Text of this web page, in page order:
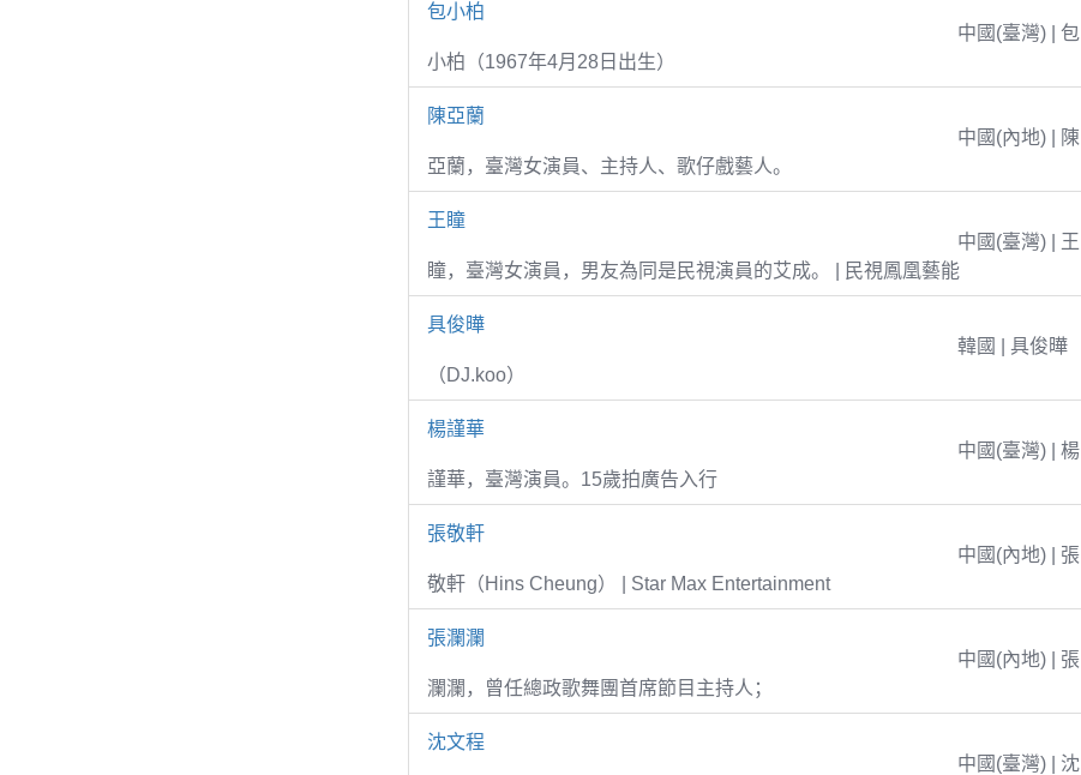
包小柏
中國(臺灣) | 包
小柏（1967年4月28日出生）
陳亞蘭
中國(內地) | 陳
亞蘭，臺灣女演員、主持人、歌仔戲藝人。
王瞳
中國(臺灣) | 王
瞳，臺灣女演員，男友為同是民視演員的艾成。 | 民視鳳凰藝能
具俊曄
韓國 | 具俊曄
（DJ.koo）
楊謹華
中國(臺灣) | 楊
謹華，臺灣演員。15歲拍廣告入行
張敬軒
中國(內地) | 張
敬軒（Hins Cheung） | Star Max Entertainment
張瀾瀾
中國(內地) | 張
瀾瀾，曾任總政歌舞團首席節目主持人；
沈文程
中國(臺灣) | 沈